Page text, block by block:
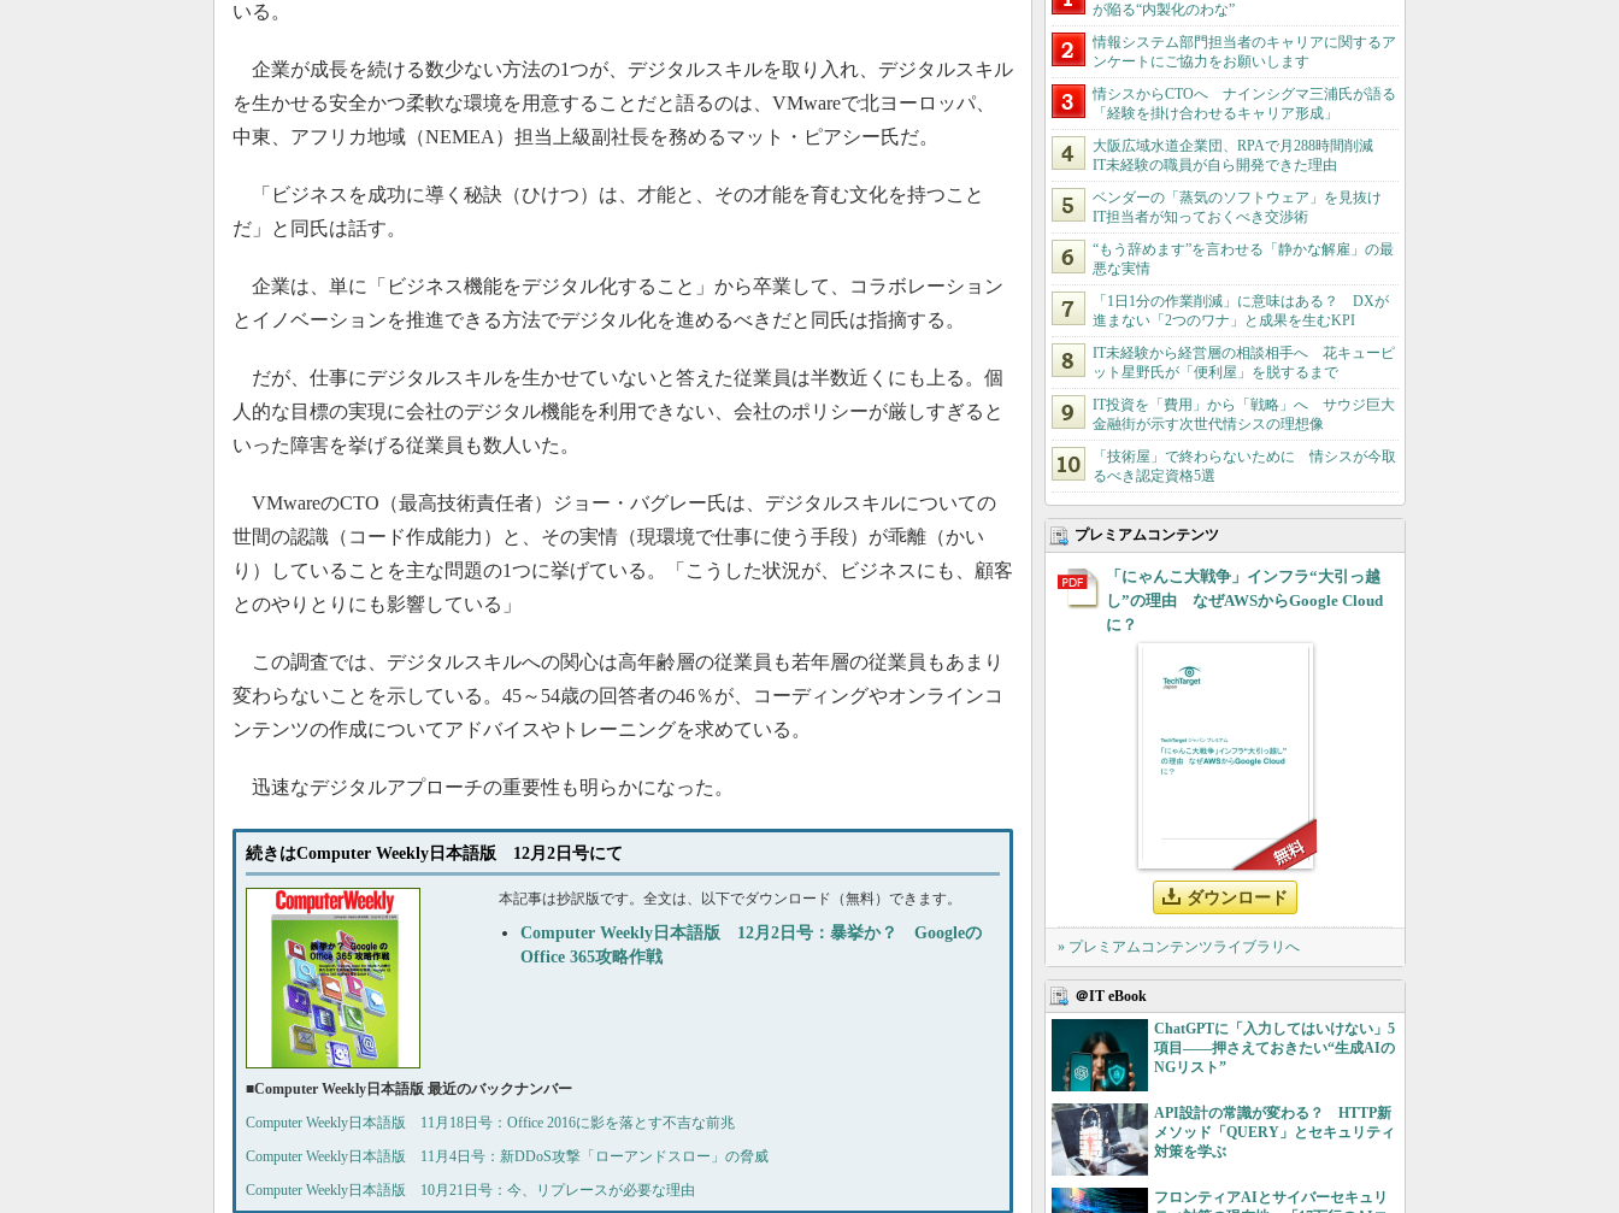
いる。
企業が成長を続ける数少ない方法の1つが、デジタルスキルを取り入れ、デジタルスキル
を生かせる安全かつ柔軟な環境を用意することだと語るのは、VMwareで北ヨーロッパ、
中東、アフリカ地域（NEMEA）担当上級副社長を務めるマット・ピアシー氏だ。
「ビジネスを成功に導く秘訣（ひけつ）は、才能と、その才能を育む文化を持つこと
だ」と同氏は話す。
企業は、単に「ビジネス機能をデジタル化すること」から卒業して、コラボレーション
とイノベーションを推進できる方法でデジタル化を進めるべきだと同氏は指摘する。
だが、仕事にデジタルスキルを生かせていないと答えた従業員は半数近くにも上る。個
人的な目標の実現に会社のデジタル機能を利用できない、会社のポリシーが厳しすぎると
いった障害を挙げる従業員も数人いた。
VMwareのCTO（最高技術責任者）ジョー・バグレー氏は、デジタルスキルについての
世間の認識（コード作成能力）と、その実情（現環境で仕事に使う手段）が乖離（かい
り）していることを主な問題の1つに挙げている。「こうした状況が、ビジネスにも、顧客
とのやりとりにも影響している」
この調査では、デジタルスキルへの関心は高年齢層の従業員も若年層の従業員もあまり
変わらないことを示している。45～54歳の回答者の46％が、コーディングやオンラインコ
ンテンツの作成についてアドバイスやトレーニングを求めている。
迅速なデジタルアプローチの重要性も明らかになった。
続きはComputer Weekly日本語版 12月2日号にて
本記事は抄訳版です。全文は、以下でダウンロード（無料）できます。
Computer Weekly日本語版 12月2日号：暴挙か？ Googleの
Office 365攻略作戦
■Computer Weekly日本語版 最近のバックナンバー
Computer Weekly日本語版 11月18日号：Office 2016に影を落とす不吉な前兆
Computer Weekly日本語版 11月4日号：新DDoS攻撃「ローアンドスロー」の脅威
Computer Weekly日本語版 10月21日号：今、リプレースが必要な理由
が陥る“内製化のわな”
情報システム部門担当者のキャリアに関するア
ンケートにご協力をお願いします
情シスからCTOへ ナインシグマ三浦氏が語る
「経験を掛け合わせるキャリア形成」
大阪広域水道企業団、RPAで月288時間削減
IT未経験の職員が自ら開発できた理由
ベンダーの「蒸気のソフトウェア」を見抜け
IT担当者が知っておくべき交渉術
“もう辞めます”を言わせる「静かな解雇」の最
悪な実情
「1日1分の作業削減」に意味はある？ DXが
進まない「2つのワナ」と成果を生むKPI
IT未経験から経営層の相談相手へ 花キューピ
ット星野氏が「便利屋」を脱するまで
IT投資を「費用」から「戦略」へ サウジ巨大
金融街が示す次世代情シスの理想像
「技術屋」で終わらないために 情シスが今取
るべき認定資格5選
プレミアムコンテンツ
「にゃんこ大戦争」インフラ“大引っ越
し”の理由 なぜAWSからGoogle Cloud
に？
ダウンロード
» プレミアムコンテンツライブラリへ
＠IT eBook
ChatGPTに「入力してはいけない」5
項目――押さえておきたい“生成AIの
NGリスト”
API設計の常識が変わる？ HTTP新
メソッド「QUERY」とセキュリティ
対策を学ぶ
フロンティアAIとサイバーセキュリ